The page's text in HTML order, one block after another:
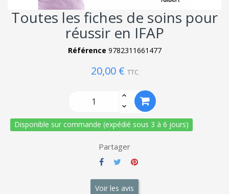
Toutes les fiches de soins pour
réussir en IFAP
Référence 9782311661477
20,00 € TTC
Disponible sur commande (expédié sous 3 à 6 jours)
Partager
Voir les avis